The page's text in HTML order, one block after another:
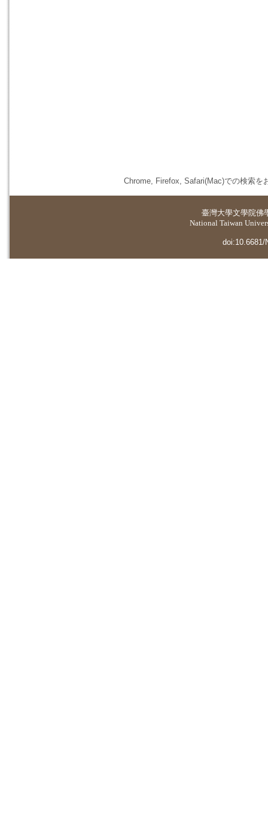
Chrome, Firefox, Safari(Mac)での検索を
臺灣大學文學院佛
National Taiwan
doi:10.6681/